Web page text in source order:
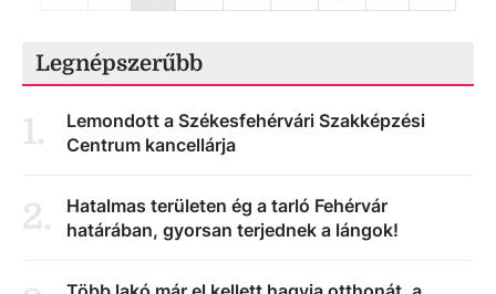
Legnépszerűbb
1.
Lemondott a Székesfehérvári Szakképzési
Centrum kancellárja
2.
Hatalmas területen ég a tarló Fehérvár
határában, gyorsan terjednek a lángok!